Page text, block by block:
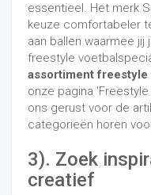
essentieel. Het merk
keuze comfortabeler
aan ballen waarmee jij
freestyle
assortiment freestyle
onze pagina
ons gerust voor de
categorieën horen
3). Zoek
creatief